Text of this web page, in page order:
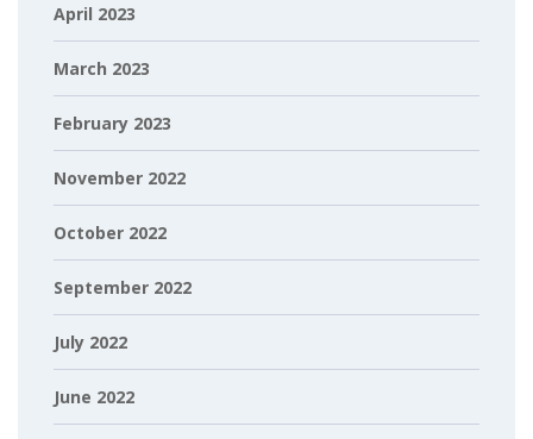
April 2023
March 2023
February 2023
November 2022
October 2022
September 2022
July 2022
June 2022